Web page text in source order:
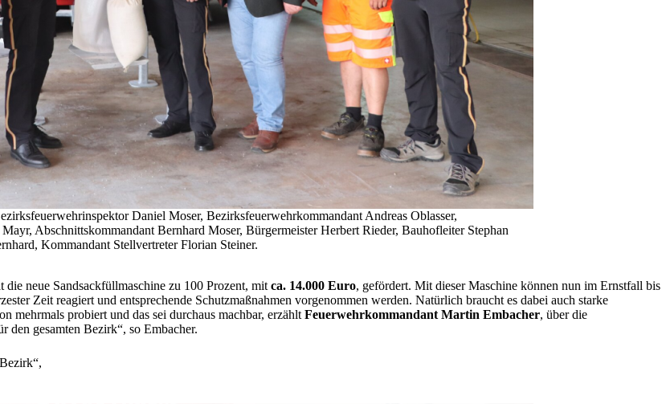
Daniel Moser, Bezirksfeuerwehrkommandant Andreas Oblasser,
Abschnittskommandant Bernhard Moser, Bürgermeister Herbert Rieder, Bauhofleiter Stephan
Kommandant Stellvertreter Florian Steiner.
die neue Sandsackfüllmaschine zu 100 Prozent, mit ca. 14.000 Euro, gefördert. Mit dieser Maschine können nun im Ernstfall bis
Zeit reagiert und entsprechende Schutzmaßnahmen vorgenommen werden. Natürlich braucht es dabei auch starke
mehrmals probiert und das sei durchaus machbar, erzählt Feuerwehrkommandant Martin Embacher, über die
den gesamten Bezirk“, so Embacher.